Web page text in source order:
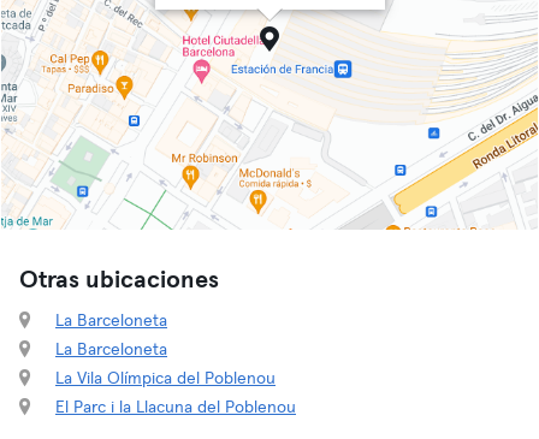
Otras ubicaciones
La Barceloneta
La Barceloneta
La Vila Olímpica del Poblenou
El Parc i la Llacuna del Poblenou